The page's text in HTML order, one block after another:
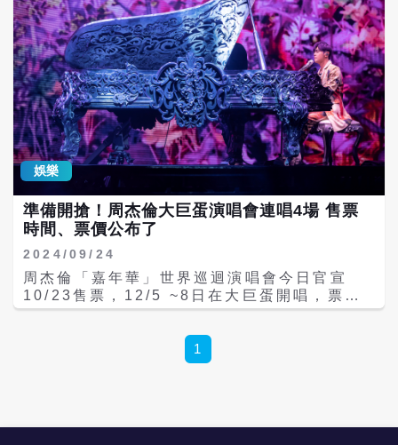
娛樂
準備開搶！周杰倫大巨蛋演唱會連唱4場 售票
時間、票價公布了
2024/09/24
周杰倫「嘉年華」世界巡迴演唱會今日官宣
10/23售票，12/5 ~8日在大巨蛋開唱，票價
最低新台幣1880元起，這是他睽違7年在台灣
手，為了大巨蛋這個全新場地，舞台將是「嘉
年華」演唱會巡演以來的最巨大，舞者也隨之
1